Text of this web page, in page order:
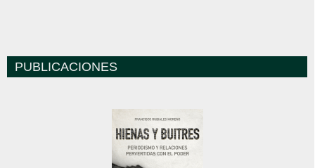
PUBLICACIONES